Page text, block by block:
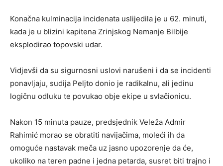
Konačna kulminacija incidenata uslijedila je u 62. minuti,
kada je u blizini kapitena Zrinjskog Nemanje Bilbije
eksplodirao topovski udar.
Vidjevši da su sigurnosni uslovi narušeni i da se incidenti
ponavljaju, sudija Peljto donio je radikalnu, ali jedinu
logičnu odluku te povukao obje ekipe u svlačionicu.
Nakon 15 minuta pauze, predsjednik Veleža Admir
Rahimić morao se obratiti navijačima, moleći ih da
omoguće nastavak meča uz jasno upozorenje da će,
ukoliko na teren padne i jedna petarda, susret biti trajno i